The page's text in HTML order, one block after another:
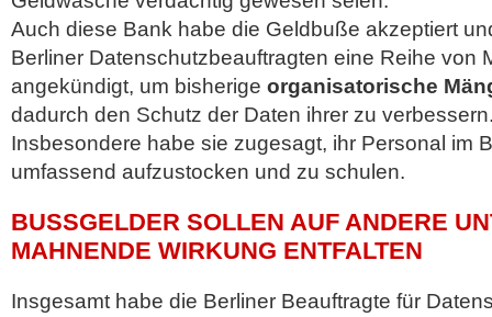
Auch diese Bank habe die Geldbuße akzeptiert
Berliner Datenschutzbeauftragten eine Reihe von
angekündigt, um bisherige organisatorische
dadurch den Schutz der Daten ihrer zu
Insbesondere habe sie zugesagt, ihr Personal im
umfassend aufzustocken und zu schulen.
BUSSGELDER SOLLEN AUF ANDERE
AHNENDE WIRKUNG ENTFALTEN
Insgesamt habe die Berliner Beauftragte für